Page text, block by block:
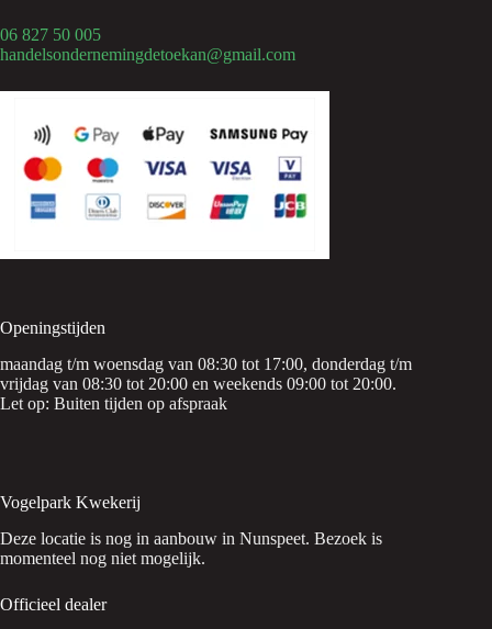
06 827 50 005
handelsondernemingdetoekan@gmail.com
Openingstijden
maandag t/m woensdag van 08:30 tot 17:00, donderdag t/m
vrijdag van 08:30 tot 20:00 en weekends 09:00 tot 20:00.
Let op: Buiten tijden op afspraak
Vogelpark Kwekerij
Deze locatie is nog in aanbouw in Nunspeet. Bezoek is
momenteel nog niet mogelijk.
Officieel dealer